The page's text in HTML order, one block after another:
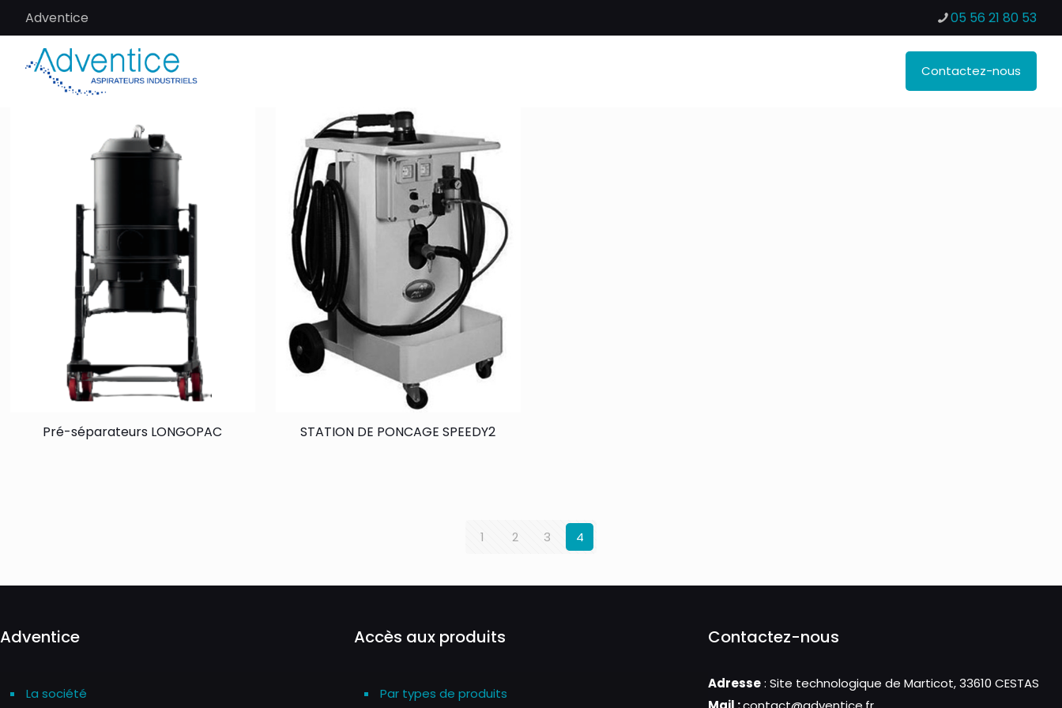
Adventice 05 56 21 80 53
Contactez-nous
Pré-séparateurs LONGOPAC STATION DE PONCAGE SPEEDY2
1 2 3 4
Adventice
La société
Accès aux produits
Par types de produits
Contactez-nous
Adresse: Site technologique de Marticot, 33610 CESTAS